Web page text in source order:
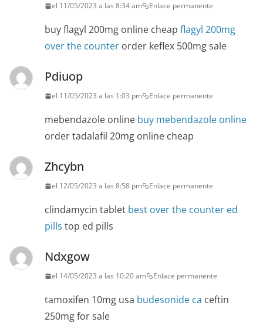
el 11/05/2023 a las 8:34 am Enlace permanente
buy flagyl 200mg online cheap flagyl 200mg
over the counter order keflex 500mg sale
Pdiuop
el 11/05/2023 a las 1:03 pm Enlace permanente
mebendazole online buy mebendazole online
order tadalafil 20mg online cheap
Zhcybn
el 12/05/2023 a las 8:58 pm Enlace permanente
clindamycin tablet best over the counter ed
pills top ed pills
Ndxgow
el 14/05/2023 a las 10:20 am Enlace permanente
tamoxifen 10mg usa budesonide ca ceftin
250mg for sale